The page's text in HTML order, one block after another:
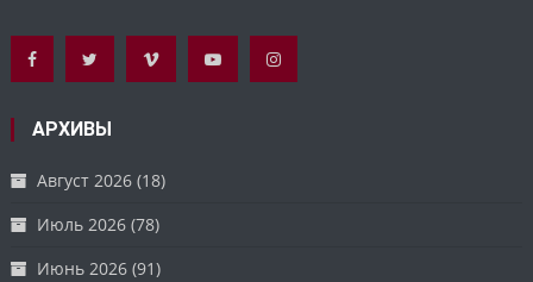
АРХИВЫ
Август 2026 (18)
Июль 2026 (78)
Июнь 2026 (91)